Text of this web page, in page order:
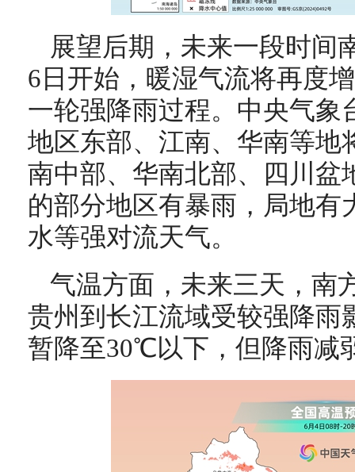
展望后期，未来一段时间
6日开始，暖湿气流将再度
一轮强降雨过程。中央气象
地区东部、江南、华南等地
南中部、华南北部、四川盆
的部分地区有暴雨，局地有
水等强对流天气。
气温方面，未来三天，南
贵州到长江流域受较强降雨
暂降至30℃以下，但降雨减